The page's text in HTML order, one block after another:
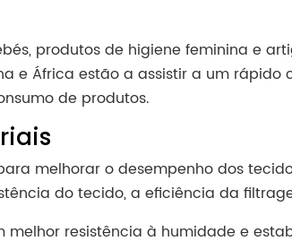
produtos de higiene feminina e
e África estão a assistir a um
de produtos.
melhorar o desempenho dos
do tecido, a eficiência da
melhor resistência à humidade e